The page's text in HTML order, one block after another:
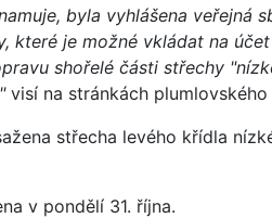
byla vyhlášena veřejná
které je možné vkládat na
shořelé části střechy
visí na stránkách plumlovského
střecha levého křídla
v pondělí 31. října.